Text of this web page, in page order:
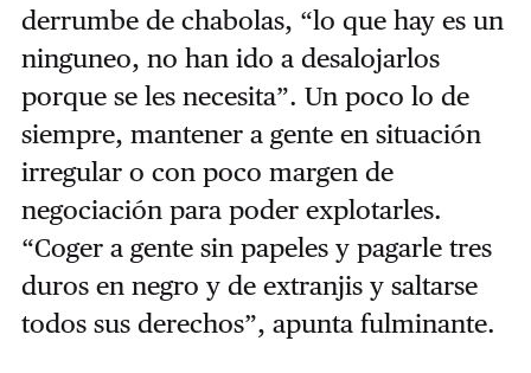
derrumbe de chabolas, “lo que hay es un
ninguneo, no han ido a desalojarlos
porque se les necesita”. Un poco lo de
siempre, mantener a gente en situación
irregular o con poco margen de
negociación para poder explotarles.
“Coger a gente sin papeles y pagarle tres
duros en negro y de extranjis y saltarse
todos sus derechos”, apunta fulminante.